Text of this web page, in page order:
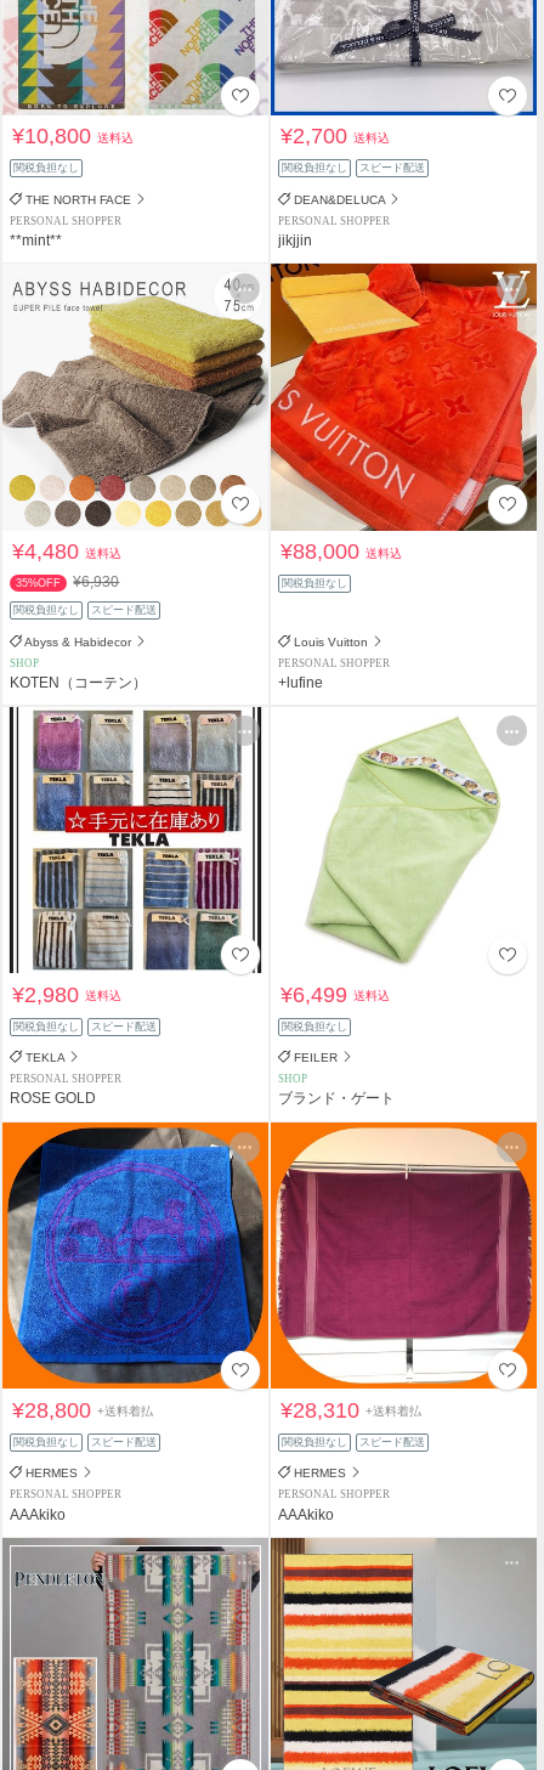
¥10,800送料込
関税負担なし
THE NORTH FACE
PERSONAL SHOPPER
**mint**
¥2,700送料込
関税負担なし スピード配送
DEAN&DELUCA
PERSONAL SHOPPER
jikjjin
¥4,480送料込
35%OFF ¥6,930
関税負担なし スピード配送
Abyss & Habidecor
SHOP
KOTEN（コーテン）
¥88,000送料込
関税負担なし
Louis Vuitton
PERSONAL SHOPPER
+lufine
¥2,980送料込
関税負担なし スピード配送
TEKLA
PERSONAL SHOPPER
ROSE GOLD
¥6,499送料込
関税負担なし
FEILER
SHOP
ブランド・ゲート
¥28,800+送料着払
関税負担なし スピード配送
HERMES
PERSONAL SHOPPER
AAAkiko
¥28,310+送料着払
関税負担なし スピード配送
HERMES
PERSONAL SHOPPER
AAAkiko